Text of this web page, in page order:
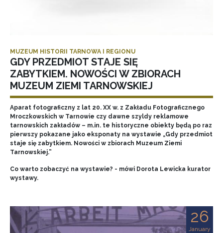
MUZEUM HISTORII TARNOWA I REGIONU
GDY PRZEDMIOT STAJE SIĘ
ZABYTKIEM. NOWOŚCI W ZBIORACH
MUZEUM ZIEMI TARNOWSKIEJ
Aparat fotograficzny z lat 20. XX w. z Zakładu Fotograficznego
Mroczkowskich w Tarnowie czy dawne szyldy reklamowe
tarnowskich zakładów – m.in. te historyczne obiekty będą po raz
pierwszy pokazane jako eksponaty na wystawie „Gdy przedmiot
staje się zabytkiem. Nowości w zbiorach Muzeum Ziemi
Tarnowskiej.”
Co warto zobaczyć na wystawie? - mówi Dorota Lewicka kurator
wystawy.
26
January